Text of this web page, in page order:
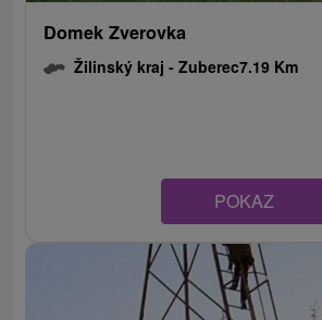
Domek Zverovka
Žilinský kraj -Zuberec7.19 Km
POKAZ